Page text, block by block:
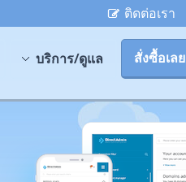
ติดต่อเรา
บริการ/ดูแล สั่งซื้อเลย